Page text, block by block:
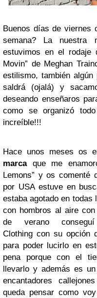
Buenos días de viernes
semana? La nuestra
estuvimos en el rodaje
Movin” de Meghan
estilismo, también
saldrá (ojalá) y
deseando enseñaros
como se organizó
increíble!!!
Hace unos meses os
marcaque me
Lemons” y os comenté
por USA estuve en
estaba agotado en
con hombros al aire
de verano
Clothing con su opción
para poder lucirlo en
pena porque con el
llevarlo y además es
encantadores
queda pensar como